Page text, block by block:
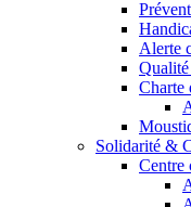
Alerte
Charte
Solidarité &
Centre